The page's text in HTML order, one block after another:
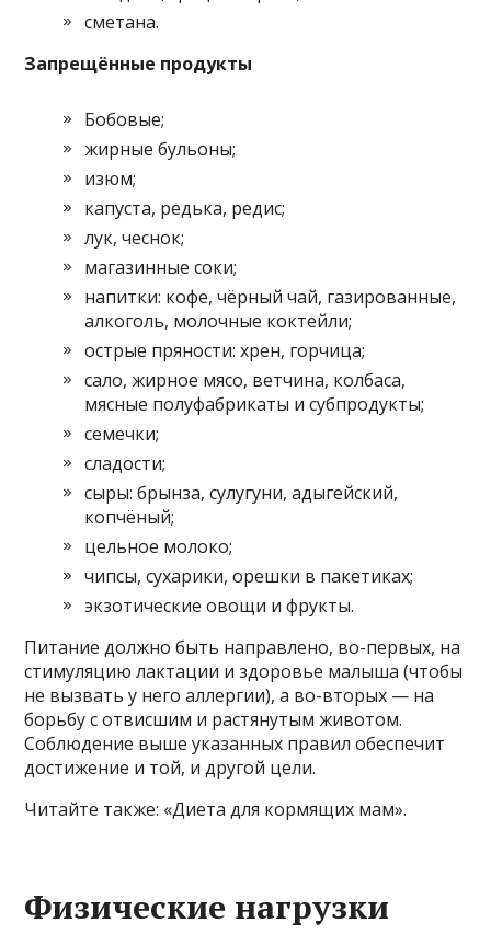
сметана.
Запрещённые продукты
Бобовые;
жирные бульоны;
изюм;
капуста, редька, редис;
лук, чеснок;
магазинные соки;
напитки: кофе, чёрный чай, газированные,
алкоголь, молочные коктейли;
острые пряности: хрен, горчица;
сало, жирное мясо, ветчина, колбаса,
мясные полуфабрикаты и субпродукты;
семечки;
сладости;
сыры: брынза, сулугуни, адыгейский,
копчёный;
цельное молоко;
чипсы, сухарики, орешки в пакетиках;
экзотические овощи и фрукты.
Питание должно быть направлено, во-первых, на
стимуляцию лактации и здоровье малыша (чтобы
не вызвать у него аллергии), а во-вторых — на
борьбу с отвисшим и растянутым животом.
Соблюдение выше указанных правил обеспечит
достижение и той, и другой цели.
Читайте также: «Диета для кормящих мам».
Физические нагрузки